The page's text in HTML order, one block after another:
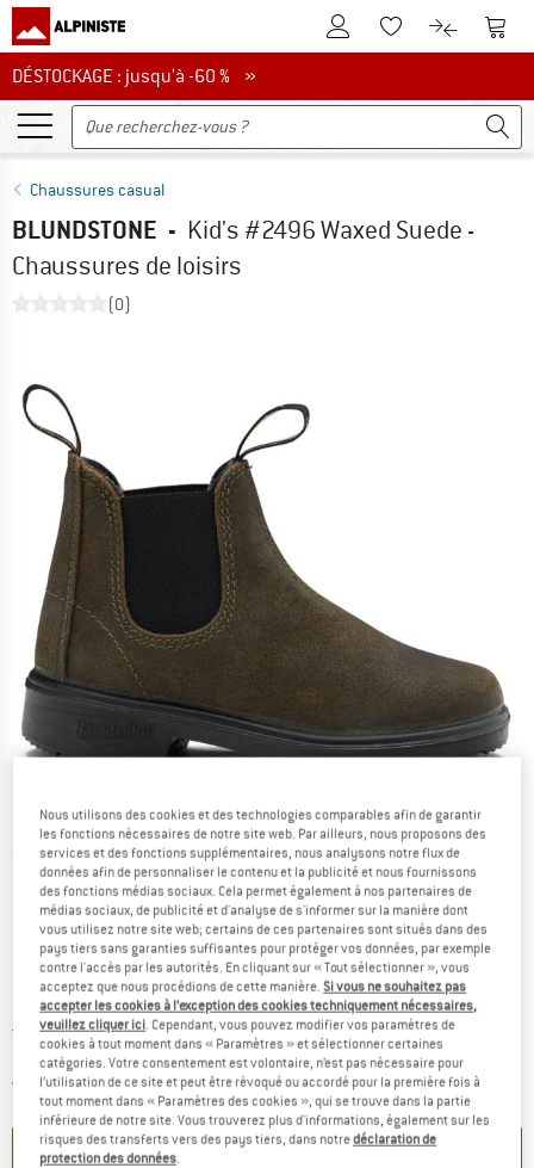
Vers le compte client
Vers la liste
Vers le
DÉSTOCKAGE : jusqu'à -60 %
DÉSTOCKAGE : jusqu'à -60 % »
Chaussures casual
BLUNDSTONE - Kid's #2496 Waxed Suede -
Chaussures de loisirs
(0)
Photos détaillées
Prix:
124,95€ TVA incl.
Livraison gratuite(FR)France. Informations sur les frais de
Article momentanément épuisé;Le lien s'ouvre dans une boîte
Nous utilisons des cookies et des technologies comparables afin de garantir
les fonctions nécessaires de notre site web. Par ailleurs, nous proposons des
services et des fonctions supplémentaires, nous analysons notre flux de
données afin de personnaliser le contenu et la publicité et nous fournissons
des fonctions médias sociaux. Cela permet également à nos partenaires de
médias sociaux, de publicité et d'analyse de s'informer sur la manière dont
vous utilisez notre site web; certains de ces partenaires sont situés dans des
pays tiers sans garanties suffisantes pour protéger vos données, par exemple
contre l'accès par les autorités. En cliquant sur « Tout sélectionner », vous
acceptez que nous procédions de cette manière.Si vous ne souhaitez pas
accepter les cookies à l’exception des cookies techniquement nécessaires,
veuillez cliquer ici. Cependant, vous pouvez modifier vos paramètres de
cookies à tout moment dans « Paramètres » et sélectionner certaines
catégories. Votre consentement est volontaire, n’est pas nécessaire pour
l’utilisation de ce site et peut être révoqué ou accordé pour la première fois à
tout moment dans « Paramètres des cookies », qui se trouve dans la partie
inférieure de notre site. Vous trouverez plus d'informations, également sur les
risques des transferts vers des pays tiers, dans notredéclaration de
protection des données.